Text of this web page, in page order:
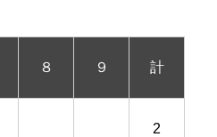
８ ９ 計
2